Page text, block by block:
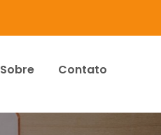
Sobre Contato